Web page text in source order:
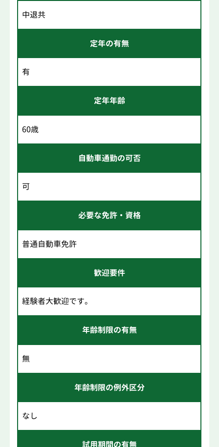
中退共
定年の有無
有
定年年齢
60歳
自動車通勤の可否
可
必要な免許・資格
普通自動車免許
歓迎要件
経験者大歓迎です。
年齢制限の有無
無
年齢制限の例外区分
なし
試用期間の有無